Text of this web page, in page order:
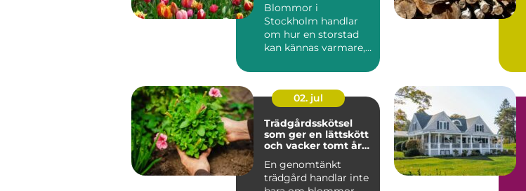
Blommor i
Stockholm handlar
om hur en storstad
kan kännas varmare,
personlig ge...
02. jul
Trädgårdsskötsel
som ger en lättskött
och vacker tomt året
En genomtänkt
trädgård handlar inte